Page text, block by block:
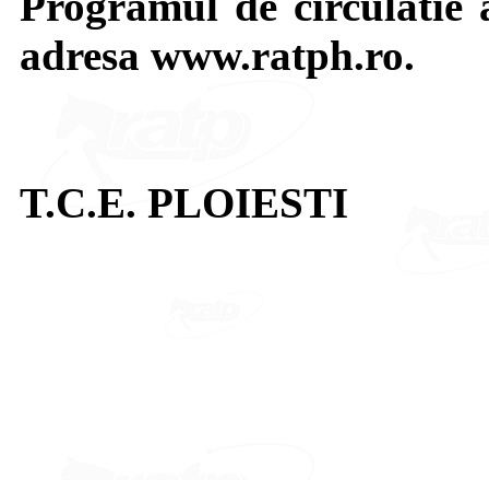
adresa www.ratph.ro.
T.C.E. PLOIESTI